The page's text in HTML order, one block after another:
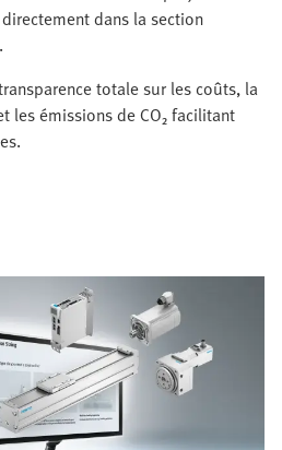
dans la section
totale sur les coûts, la
les émissions de CO₂ facilitant